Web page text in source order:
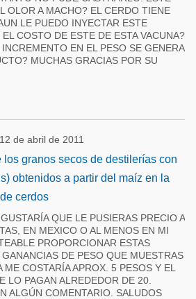
OLOR A MACHO? EL CERDO TIENE
LE PUEDO INYECTAR ESTE
COSTO DE ESTE DE ESTA VACUNA?
EN EL PESO SE GENERA
MUCHAS GRACIAS POR SU
de abril de 2011
los granos secos de destilerías con
obtenidos a partir del maíz en la
cerdos
QUE LE PUSIERAS PRECIO A
EN MEXICO O AL MENOS EN MI
PROPORCIONAR ESTAS
DE PESO QUE MUESTRAS
ME COSTARÍA APROX. 5 PESOS Y EL
LO PAGAN ALREDEDOR DE 20.
ALGÚN COMENTARIO. SALUDOS